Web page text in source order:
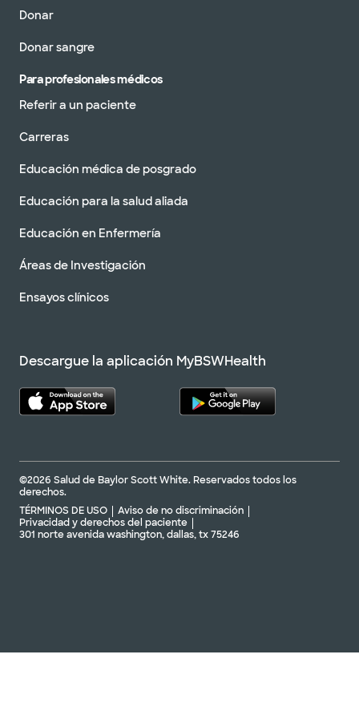
Donar
Donar sangre
Para profesionales médicos
Referir a un paciente
Carreras
Educación médica de posgrado
Educación para la salud aliada
Educación en Enfermería
Áreas de Investigación
Ensayos clínicos
Descargue la aplicación MyBSWHealth
©2026 Salud de Baylor Scott White. Reservados todos los
derechos.
TÉRMINOS DE USO
Aviso de no discriminación
Privacidad y derechos del paciente
301 norte avenida washington, dallas, tx 75246